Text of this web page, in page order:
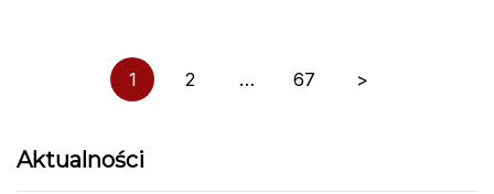
Nawigacja
wpisach
1 2 … 67 >
Aktualności